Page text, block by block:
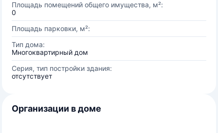
Площадь помещений общего имущества, м²:
0
Площадь парковки, м²:
Тип дома:
Многоквартирный дом
Серия, тип постройки здания:
отсутствует
Организации в доме